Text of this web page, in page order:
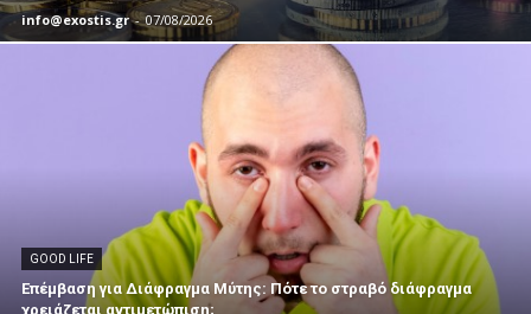
info@exostis.gr - 07/08/2026
GOOD LIFE
Επέμβαση για Διάφραγμα Μύτης: Πότε το στραβό διάφραγμα
χρειάζεται αντιμετώπιση;